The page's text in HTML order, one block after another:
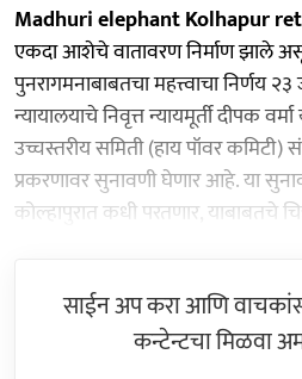
Madhuri elephant Kolhapur
एकदा आशेचे वातावरण निर्माण झाले
पुनरागमनाबाबतचा महत्त्वाचा निर्णय
न्यायालयाचे निवृत्त न्यायमूर्ती दीपक
उच्चस्तरीय समिती (हाय पॉवर कमिटी)
प्रकरणावर सुनावणी घेणार आहे. या
कोल्हापुरात कधी परतणार, याबाबतचे
साईन अप करा आणि
कन्टेन्टचा मिळवा